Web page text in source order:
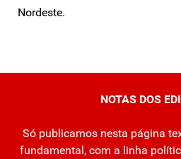
Nordeste.
NOTAS DOS
Só publicamos nesta página
fundamental, com a linha